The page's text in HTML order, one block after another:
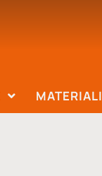
MATERIALI